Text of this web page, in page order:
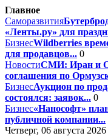
Главное
Саморазвития
«Ленты.ру» для
БизнесWildberries
для продавцов... 0
НовостиСМИ: Иран и
соглашения по
БизнесАукцион по
состоялся: заявок... 0
Бизнес«Нанософт»
публичной компании...
Четверг, 06 августа 2026